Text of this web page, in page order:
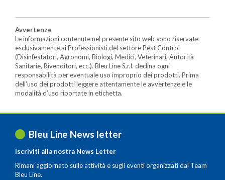
Avvertenze
Le informazioni contenute nel presente sito web sono riservate
esclusivamente ai Professionisti del settore Pest Control
(Disinfestatori, Agronomi, Biologi, Medici, Veterinari, Autorità
Sanitarie, Rivenditori, ecc.). Bleu Line S.r.l. declina ogni
responsabilità per eventuale uso improprio dei prodotti. Prima
dell’uso dei prodotti leggere attentamente le avvertenze e le
modalità d’uso riportate in etichetta.
Bleu Line News letter
Iscriviti alla nostra News Letter
Rimani aggiornato sulle attività e sugli eventi organizzati dal Team
Bleu Line.